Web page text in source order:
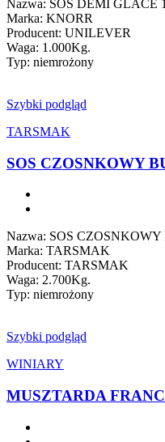
Nazwa: SOS DEMI GLACE
Marka: KNORR
Producent: UNILEVER
Waga: 1.000Kg.
Typ: niemrożony
Szybki podgląd
TARSMAK
SOS CZOSNKOWY
Nazwa: SOS
Marka: TARSMAK
Producent: TARSMAK
Waga: 2.700Kg.
Typ: niemrożony
Szybki podgląd
WINIARY
MUSZTARDA